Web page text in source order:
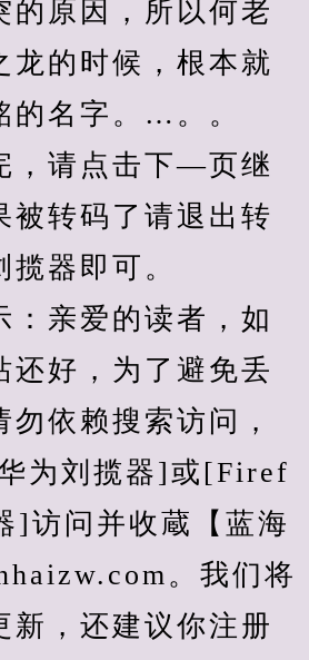
的原因，所以何老
龙的时候，根本就
的名字。…。。
请点击下—页继
被转码了请退出转
器即可。
亲爱的读者，如
还好，为了避免丢
依赖搜索访问，
为刘揽器]或[Firef
]访问并收蔵【蓝海
。我们将
新，还建议你注册